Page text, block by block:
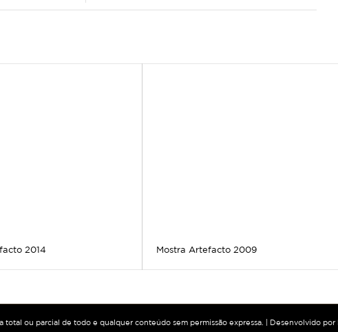
2014 Mostra Artefacto 2009
ou parcial de todo e qualquer conteúdo sem permissão expressa. | Desenvolvido por